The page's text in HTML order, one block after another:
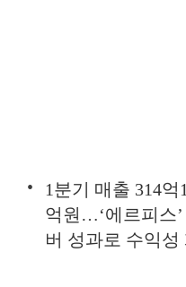
1분기 매출 314억
억원…‘에르피스
버 성과로 수익성